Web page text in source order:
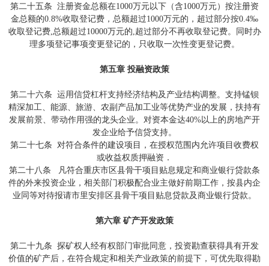
第二十五条 注册资金总额在1000万元以下（含1000万元）按注册资
金总额的0.8%收取登记费，总额超过1000万元的，超过部分按0.4‰
收取登记费,总额超过10000万元的,超过部分不再收取登记费。同时办
理多项登记事项变更登记的，只收取一次性变更登记费。
第五章 投融资政策
第二十六条 运用信贷杠杆支持经济结构及产业结构调整。支持锰钡
精深加工、能源、旅游、农副产品加工业等优势产业的发展，扶持有
发展前景、带动作用强的龙头企业。对资本金达40%以上的房地产开
发企业给予信贷支持。
第二十七条 对符合条件的建设项目，在授权范围内允许项目收费权
或收益权质押融资．
第二十八条 凡符合重庆市区县骨干项目贴息规定和商业银行贷款条
件的外来投资企业，相关部门积极配合业主做好前期工作，按县内企
业同等对待报请市里安排区县骨干项目贴息贷款及商业银行贷款。
第六章 矿产开发政策
第二十九条 探矿权人经有权部门审批同意，投资勘查获得具有开发
价值的矿产后，在符合规定和相关产业政策的前提下，可优先取得勘